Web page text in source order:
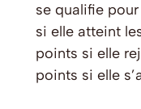
se qualifie
si elle atteint
points si elle
points si elle